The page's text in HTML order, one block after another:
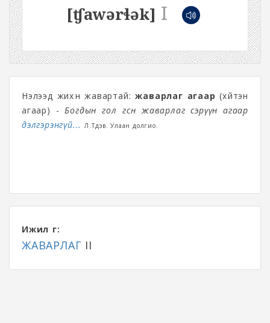
[ʧawərɬək] I
Нэлээд жихүүн жавартай:жаварлаг агаар (хүйтэн
агаар) -Богдын гол өгсөн жаварлаг сэрүүн агаар
дэлгэрэнгүй... Л.Түдэв. Улаан долгио.
Ижил үг:
ЖАВАРЛАГ II